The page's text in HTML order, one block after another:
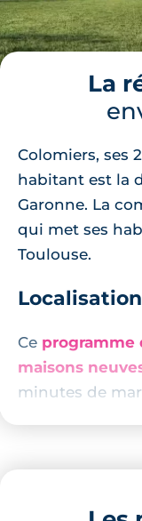
La
Colomiers, ses
habitant est la
Garonne. La
qui met ses
Toulouse.
Ce programme
maisons
minutes de
qui permet de
également,
accessible en